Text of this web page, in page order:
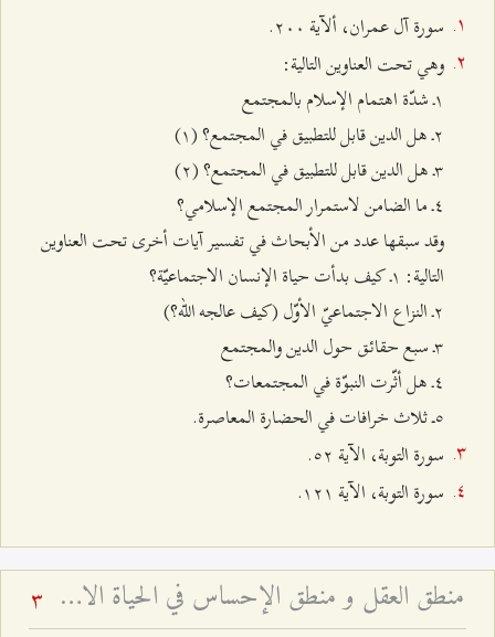
سورة آل عمران، ألآية ٢۰۰.
وهي تحت العناوين التالية:
۱ـشدّة اهتمام الإسلام بالمجتمع
٢ـهل الدين قابل للتطبيق في المجتمع؟ (۱)
٣ـهل الدين قابل للتطبيق في المجتمع؟(٢)
٤ـما الضامن لاستمرار المجتمع الإسلامي؟
وقد سبقها عدد من الأبحاث في تفسير آيات أخرى تحت العناوين
التالية: ۱ـ
كيف بدأت حياة الإنسان الاجتماعيّة؟
٢ـالنزاعالاجتماعيّ الأوّل(كيف عالجه الله؟)
٣ـسبع حقائق حول الدين والمجتمع
٤ـهل أثّرت النبوّة في المجتمعات؟
٥ــثلاث خرافات في الحضارة المعاصرة.
سورة التوبة، الآية ٥٢.
سورة التوبة، الآية ١٢١.
منطق العقل و منطق الإحساس في الحياة الاجتماعيّة - النفع العابر والنفع الباقي 3